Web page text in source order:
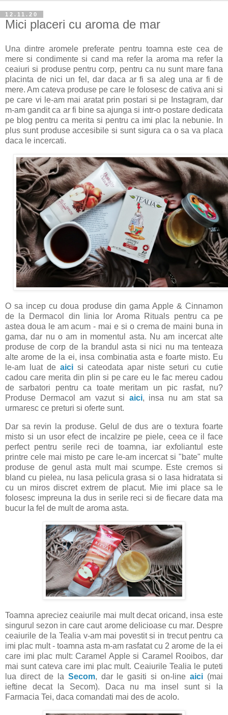
12.11.20
Mici placeri cu aroma de mar
Una dintre aromele preferate pentru toamna este cea de
mere si condimente si cand ma refer la aroma ma refer la
ceaiuri si produse pentru corp, pentru ca nu sunt mare fana
placinta de nici un fel, dar daca ar fi sa aleg una ar fi de
mere. Am cateva produse pe care le folosesc de cativa ani si
pe care vi le-am mai aratat prin postari si pe Instagram, dar
m-am gandit ca ar fi bine sa ajunga si intr-o postare dedicata
pe blog pentru ca merita si pentru ca imi plac la nebunie. In
plus sunt produse accesibile si sunt sigura ca o sa va placa
daca le incercati.
O sa incep cu doua produse din gama Apple & Cinnamon
de la Dermacol din linia lor Aroma Rituals pentru ca pe
astea doua le am acum - mai e si o crema de maini buna in
gama, dar nu o am in momentul asta. Nu am incercat alte
produse de corp de la brandul asta si nici nu ma tenteaza
alte arome de la ei, insa combinatia asta e foarte misto. Eu
le-am luat de aici si cateodata apar niste seturi cu cutie
cadou care merita din plin si pe care eu le fac mereu cadou
de sarbatori pentru ca toate meritam un pic rasfat, nu?
Produse Dermacol am vazut si aici, insa nu am stat sa
urmaresc ce preturi si oferte sunt.
Dar sa revin la produse. Gelul de dus are o textura foarte
misto si un usor efect de incalzire pe piele, ceea ce il face
perfect pentru serile reci de toamna, iar exfoliantul este
printre cele mai misto pe care le-am incercat si "bate" multe
produse de genul asta mult mai scumpe. Este cremos si
bland cu pielea, nu lasa pelicula grasa si o lasa hidratata si
cu un miros discret extrem de placut. Mie imi place sa le
folosesc impreuna la dus in serile reci si de fiecare data ma
bucur la fel de mult de aroma asta.
Toamna apreciez ceaiurile mai mult decat oricand, insa este
singurul sezon in care caut arome delicioase cu mar. Despre
ceaiurile de la Tealia v-am mai povestit si in trecut pentru ca
imi plac mult - toamna asta m-am rasfatat cu 2 arome de la ei
care imi plac mult: Caramel Apple si Caramel Rooibos, dar
mai sunt cateva care imi plac mult. Ceaiurile Tealia le puteti
lua direct de la Secom, dar le gasiti si on-lineaici (mai
ieftine decat la Secom). Daca nu ma insel sunt si la
Farmacia Tei, daca comandati mai des de acolo.